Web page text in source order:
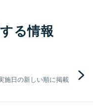
る情報
施日の新しい順に掲載